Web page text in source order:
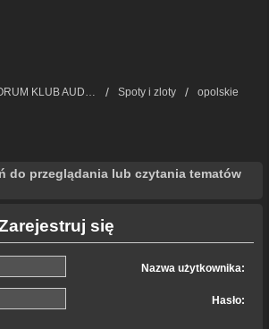
FORUM KLUB AUDI A8 - FORUM PODSTAWOWE Spoty i zloty opolskie
do przeglądania lub czytania tematów
się
Nazwa użytkownika:
Hasło: